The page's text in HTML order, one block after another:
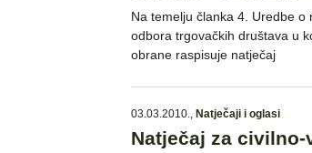
Na temelju članka 4. Uredbe
odbora trgovačkih društava u
obrane raspisuje natječaj
03.03.2010. Natječaji i oglasi
Natječaj za civilno-